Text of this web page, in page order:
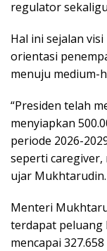
regulator
Hal ini sejalan
orientasi
menuju medium-
“Presiden telah
menyiapkan
periode 2026-
seperti caregiver,
ujar Mukhtarudin.
Menteri
terdapat peluang
mencapai